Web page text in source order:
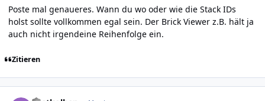
Poste mal genaueres. Wann du wo oder wie die Stack IDs
holst sollte vollkommen egal sein. Der Brick Viewer z.B. hält ja
auch nicht irgendeine Reihenfolge ein.
Zitieren